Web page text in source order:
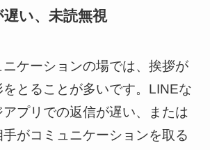
い、未読無視
ケーションの場では、挨拶が
をとることが多いです。LINEな
アプリでの返信が遅い、または
がコミュニケーションを取る